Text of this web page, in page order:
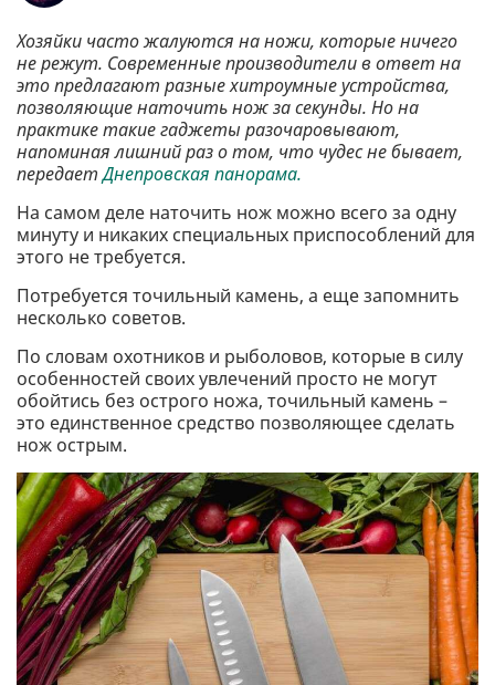
Хозяйки часто жалуются на ножи, которые ничего
не режут. Современные производители в ответ на
это предлагают разные хитроумные устройства,
позволяющие наточить нож за секунды. Но на
практике такие гаджеты разочаровывают,
напоминая лишний раз о том, что чудес не бывает,
передаетДнепровская панорама.
На самом деле наточить нож можно всего за одну
минуту и никаких специальных приспособлений для
этого не требуется.
Потребуется точильный камень, а еще запомнить
несколько советов.
По словам охотников и рыболовов, которые в силу
особенностей своих увлечений просто не могут
обойтись без острого ножа, точильный камень –
это единственное средство позволяющее сделать
нож острым.